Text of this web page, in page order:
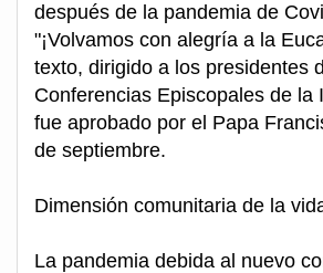
después de la pandemia de
"¡Volvamos con alegría a la
texto, dirigido a los presidentes
Conferencias Episcopales de la
fue aprobado por el Papa
de septiembre.
Dimensión comunitaria de la
La pandemia debida al nuevo